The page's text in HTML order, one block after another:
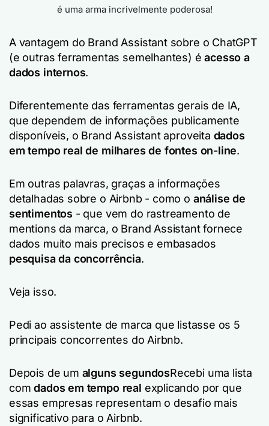
é uma arma incrivelmente poderosa!
A vantagem do Brand Assistant sobre o ChatGPT
(e outras ferramentas semelhantes) éacesso a
dados internos.
Diferentemente das ferramentas gerais de IA,
que dependem de informações publicamente
disponíveis, o Brand Assistant aproveita dados
em tempo real de milhares de fontes on-line.
Em outras palavras, graças a informações
detalhadas sobre o Airbnb - como o análise de
sentimentos - que vem do rastreamento de
mentions da marca, o Brand Assistant fornece
dados muito mais precisos e embasados
pesquisa da concorrência.
Veja isso.
Pedi ao assistente de marca que listasse os 5
principais concorrentes do Airbnb.
Depois de um alguns segundosRecebi uma lista
comdados em tempo real explicando por que
essas empresas representam o desafio mais
significativo para o Airbnb.